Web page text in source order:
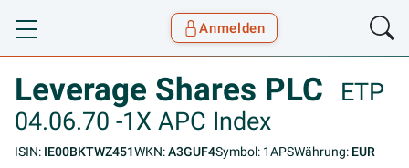
Toggle navigation
Anmelden
Leverage Shares PLC
ETP
04.06.70 -1X APC Index
ISIN: IE00BKTWZ451WKN:A3GUF4Symbol: 1APSWährung: EUR